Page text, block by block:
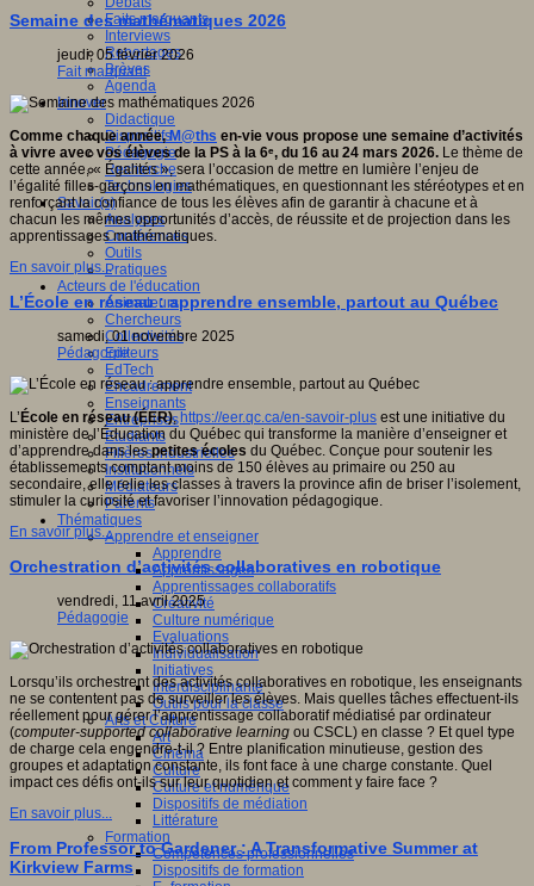
Faits marquants
Interviews
Reportages
Brèves
Agenda
Innover
Didactique
Dispositifs
Pédagogie
Recherche
Technologies
Savoir(s)
Analyses
Conférences
Outils
Pratiques
Acteurs de l'éducation
Animateurs
Chercheurs
Collectivités
Editeurs
EdTech
Encadrement
Enseignants
Entreprises
Etudiants
Filières industrielles
Institutionnels
Médiateurs
Parents
Thématiques
Apprendre et enseigner
Apprendre
Apprentissages
Apprentissages collaboratifs
Créativité
Culture numérique
Evaluations
Individualisation
Initiatives
Interdisciplinarité
Outils pour la classe
Arts et Culture
Art
Cinéma
Culture
Culture et numérique
Dispositifs de médiation
Littérature
Formation
Compétences professionnelles
Dispositifs de formation
Semaine des mathématiques 2026
jeudi, 05 février 2026
Fait marquant
Comme chaque année,M@ths en-vie vous propose une semaine d’activités
à vivre avec vos élèves de la PS à la 6ᵉ, du 16 au 24 mars 2026. Le thème de
cette année, « Égalités », sera l’occasion de mettre en lumière l’enjeu de
l’égalité filles-garçons en mathématiques, en questionnant les stéréotypes et en
renforçant la confiance de tous les élèves afin de garantir à chacune et à
chacun les mêmes opportunités d’accès, de réussite et de projection dans les
apprentissages mathématiques.
En savoir plus...
L’École en réseau : apprendre ensemble, partout au Québec
samedi, 01 novembre 2025
Pédagogie
L’ École en réseau (ÉER), https://eer.qc.ca/en-savoir-plus est une initiative du
ministère de l’Éducation du Québec qui transforme la manière d’enseigner et
d’apprendre dans lespetites écoles du Québec. Conçue pour soutenir les
établissements comptant moins de 150 élèves au primaire ou 250 au
secondaire, elle relie les classes à travers la province afin de briser l’isolement,
stimuler la curiosité et favoriser l’innovation pédagogique.
En savoir plus...
Orchestration d’activités collaboratives en robotique
vendredi, 11 avril 2025
Pédagogie
Lorsqu’ils orchestrent des activités collaboratives en robotique, les enseignants
ne se contentent pas de surveiller les élèves. Mais quelles tâches effectuent-ils
réellement pour gérer l’apprentissage collaboratif médiatisé par ordinateur
(computer-supported collaborative learning ou CSCL) en classe ? Et quel type
de charge cela engendre-t-il ? Entre planification minutieuse, gestion des
groupes et adaptation constante, ils font face à une charge constante. Quel
impact ces défis ont-ils sur leur quotidien et comment y faire face ?
En savoir plus...
From Professor to Gardener : A Transformative Summer at
Kirkview Farms